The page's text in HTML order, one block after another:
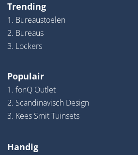
Trending
1. Bureaustoelen
2. Bureaus
3. Lockers
Populair
1. fonQ Outlet
2. Scandinavisch Design
3. Kees Smit Tuinsets
Handig